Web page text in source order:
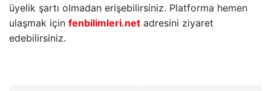
üyelik şartı olmadan erişebilirsiniz. Platforma hemen
ulaşmak için fenbilimleri.net adresini ziyaret
edebilirsiniz.